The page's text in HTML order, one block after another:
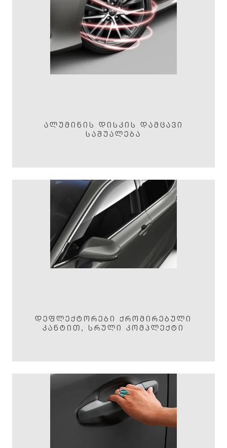
ᲐᲚᲣᲛᲘᲜᲘᲡ ᲓᲘᲡᲙᲘᲡ ᲓᲐᲛᲪᲐᲕᲘ
ᲡᲐᲨᲣᲐᲚᲔᲑᲐ
ᲓᲔᲤᲚᲔᲥᲢᲝᲠᲔᲑᲘ ᲥᲠᲝᲛᲘᲠᲔᲑᲣᲚᲘ
ᲙᲐᲜᲢᲘᲗ, ᲡᲠᲣᲚᲘ ᲙᲝᲛᲞᲚᲔᲥᲢᲘ